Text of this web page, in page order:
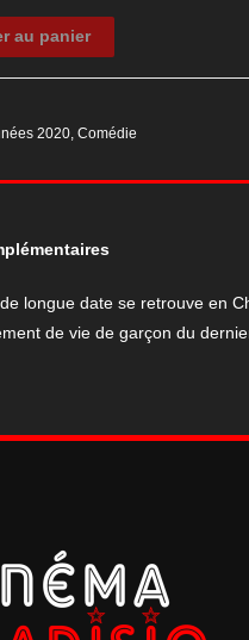
au panier
2020 Comédie
longue date se retrouve en
de vie de garçon du